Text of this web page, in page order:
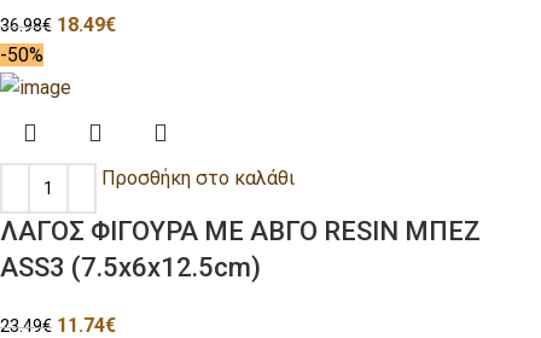
36.98€ 18.49€
-50%
Προσθήκη στο καλάθι
ΛΑΓΟΣ ΦΙΓΟΥΡΑ ΜΕ ΑΒΓΟ RESIN ΜΠΕΖ
ASS3 (7.5x6x12.5cm)
23.49€ 11.74€